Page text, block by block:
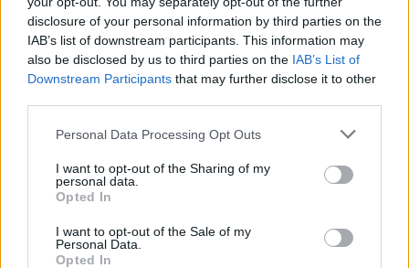
disclosure of your personal information by third parties on the
IAB’s list of downstream participants. This information may
also be disclosed by us to third parties on the IAB’s List of
Downstream Participants that may further disclose it to other
Personal Data Processing Opt Outs
I want to opt-out of the Sharing of my
personal data.
Opted In
I want to opt-out of the Sale of my
Personal Data.
Opted In
Añadir un comentario ...
🪐🚀 Canciones para Ver las Estrellas:
Psicodelia y Space Rock 🎸✨
🌌🚀 Viaje intergaláctico: la mejor selección de
psicodelia, space rock y atmósferas cósmicas para
al firmamento y siente la gravedad cero. 💾 ¡Guarda
esta colección para tu próxima noche estrellada!
✨⭐